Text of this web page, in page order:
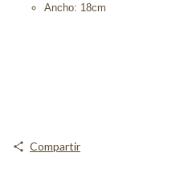
Ancho: 18cm
Compartir